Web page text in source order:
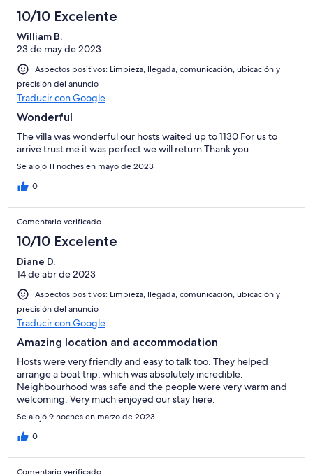
10/10 Excelente
William B.
23 de may de 2023
Aspectos positivos: Limpieza, llegada, comunicación, ubicación y
precisión del anuncio
Traducir con Google
Wonderful
The villa was wonderful our hosts waited up to 1130 For us to
arrive trust me it was perfect we will return Thank you
Se alojó 11 noches en mayo de 2023
0
Comentario verificado
10/10 Excelente
Diane D.
14 de abr de 2023
Aspectos positivos: Limpieza, llegada, comunicación, ubicación y
precisión del anuncio
Traducir con Google
Amazing location and accommodation
Hosts were very friendly and easy to talk too. They helped
arrange a boat trip, which was absolutely incredible.
Neighbourhood was safe and the people were very warm and
welcoming. Very much enjoyed our stay here.
Se alojó 9 noches en marzo de 2023
0